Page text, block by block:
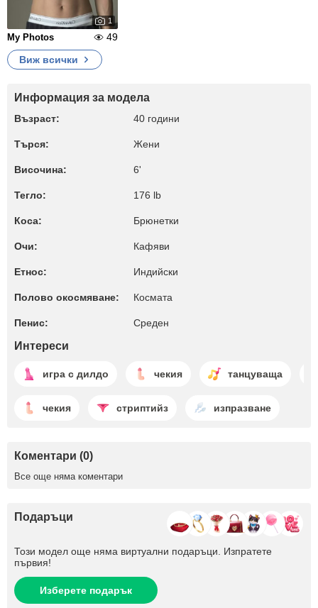
1
My Photos
49
Виж всички
Информация за модела
Възраст: 40 години
Търся: Жени
Височина: 6'
Тегло: 176 lb
Коса: Брюнетки
Очи: Кафяви
Етнос: Индийски
Полово окосмяване: Космата
Пенис: Среден
Интереси
игра с дилдо чекия танцуваща
чекия стриптийз изпразване
Коментари (0)
Все още няма коментари
Подаръци
Този модел още няма виртуални подаръци. Изпратете
първия!
Изберете подарък